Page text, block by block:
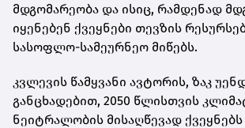
მდგომარეობა და ისიც, რამდენად
იყენებენ ქვეყნები თევზის
სასოფლო-სამეურნეო მიწებს.
კვლევის წამყვანი ავტორის, ზაკ
განცხადებით, 2050 წლისთვის
ნეიტრალობის მისაღწევად ქვეყნებს